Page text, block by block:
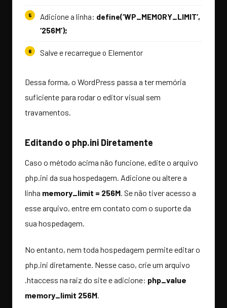
Adicione a linha: define(‘WP_MEMORY_LIMIT’,
‘256M’);
Salve e recarregue o Elementor
Dessa forma, o WordPress passa a ter memória
suficiente para rodar o editor visual sem
travamentos.
Editando o php.ini Diretamente
Caso o método acima não funcione, edite o arquivo
php.ini da sua hospedagem. Adicione ou altere a
linha memory_limit = 256M. Se não tiver acesso a
esse arquivo, entre em contato com o suporte da
sua hospedagem.
No entanto, nem toda hospedagem permite editar o
php.ini diretamente. Nesse caso, crie um arquivo
.htaccess na raiz do site e adicione: php_value
memory_limit 256M.